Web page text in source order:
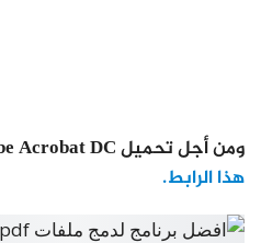
ومن أجل تحميل Adobe Acrobat DC ، يمكن الضغط على
هذا الرابط.